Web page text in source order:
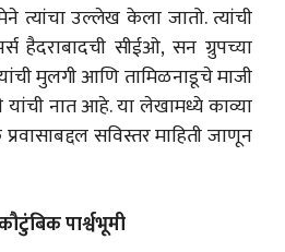
त्यांचा उल्लेख केला जातो. त्यांची
सीईओ, सन ग्रुपच्या
मुलगी आणि तामिळनाडूचे माजी
यांची नात आहे. या लेखामध्ये काव्या
सविस्तर माहिती जाणून
पार्श्वभूमी